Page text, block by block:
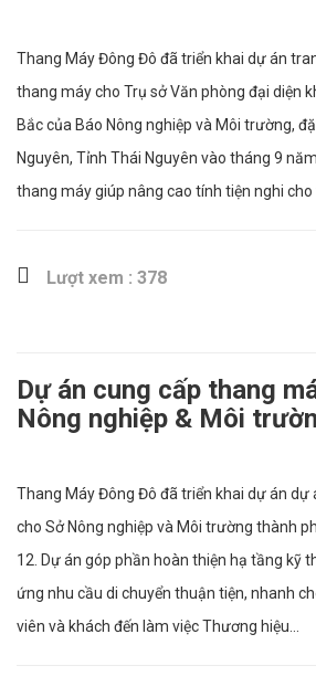
Thang Máy Đông Đô đã triển khai dự án
thang máy cho Trụ sở Văn phòng đại diện
Bắc của Báo Nông nghiệp và Môi trường,
Nguyên, Tỉnh Thái Nguyên vào tháng 9
thang máy giúp nâng cao tính tiện nghi cho
Lượt xem : 378
Dự án cung cấp thang
Nông nghiệp & Môi
Thang Máy Đông Đô đã triển khai dự án dự
cho Sở Nông nghiệp và Môi trường thành
12. Dự án góp phần hoàn thiện hạ tầng kỹ
ứng nhu cầu di chuyển thuận tiện, nhanh
viên và khách đến làm việc Thương hiệu...